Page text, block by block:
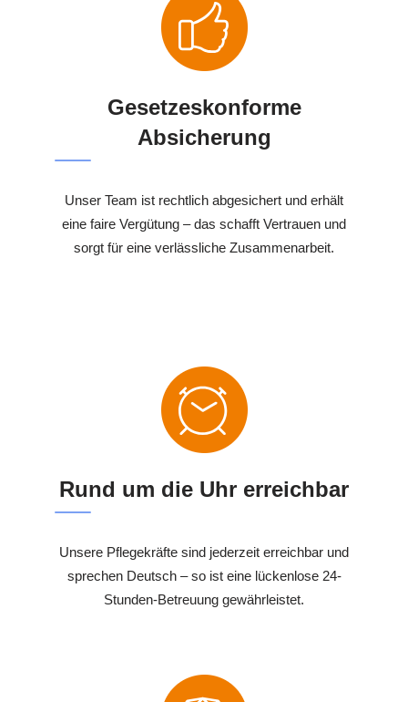
Gesetzeskonforme
Absicherung
Unser Team ist rechtlich abgesichert und erhält
eine faire Vergütung – das schafft Vertrauen und
sorgt für eine verlässliche Zusammenarbeit.
Rund um die Uhr erreichbar
Unsere Pflegekräfte sind jederzeit erreichbar und
sprechen Deutsch – so ist eine lückenlose 24-
Stunden-Betreuung gewährleistet.